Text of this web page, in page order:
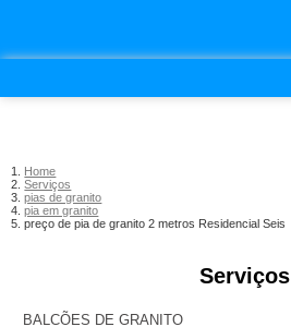
Home
Serviços
pias de granito
pia em granito
preço de pia de granito 2 metros Residencial Seis
Serviços
BALCÕES DE GRANITO